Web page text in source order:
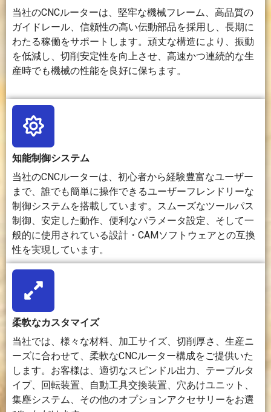
ます。
よって異な
ります。
表
面
上
適切な工
具とパラ
使用すれ
ば、滑ら
面を作り
出すこと
ができ
る。
精密な
工具と
術を用
実現で
きる。
素材によ
っては、
跡、変
合があり
ます。
多くの場
立つため、
3D
処
理
能
力
2D切削、
2.5Dレリ
ーフ彫
刻、およ
び一部の
ます。
複雑な
3D加工
度形状
主に2次
元の切削
面彫刻に
ある。
複雑な3D形
状、中空構
状に最適で
生
産
効
率
家具部
品、看
板、パネ
ル、装飾
精密部
品の加
工には
効率的
平面材料
の高速切
断および
彫刻に非
大量生産よ
りも、試作
品や少量生
産に適して
当社のCNCルーターは、堅牢な機械フレーム、高品質の
ガイドレール、信頼性の高い伝動部品を採用し、長期に
わたる稼働をサポートします。頑丈な構造により、振動
を低減し、切削安定性を向上させ、高速かつ連続的な生
産時でも機械の性能を良好に保ちます。
知能制御システム
当社のCNCルーターは、初心者から経験豊富なユーザー
まで、誰でも簡単に操作できるユーザーフレンドリーな
制御システムを搭載しています。スムーズなツールパス
制御、安定した動作、便利なパラメータ設定、そして一
般的に使用されている設計・CAMソフトウェアとの互換
性を実現しています。
柔軟なカスタマイズ
当社では、様々な材料、加工サイズ、切削厚さ、生産ニ
ーズに合わせて、柔軟なCNCルーター構成をご提供いた
します。お客様は、適切なスピンドル出力、テーブルタ
イプ、回転装置、自動工具交換装置、穴あけユニット、
集塵システム、その他のオプションアクセサリーをお選